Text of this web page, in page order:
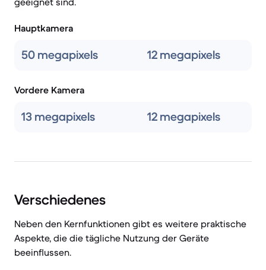
Hauptkamera
50 megapixels 12 megapixels
Vordere Kamera
13 megapixels 12 megapixels
Verschiedenes
Neben den Kernfunktionen gibt es weitere praktische
Aspekte, die die tägliche Nutzung der Geräte
beeinflussen.